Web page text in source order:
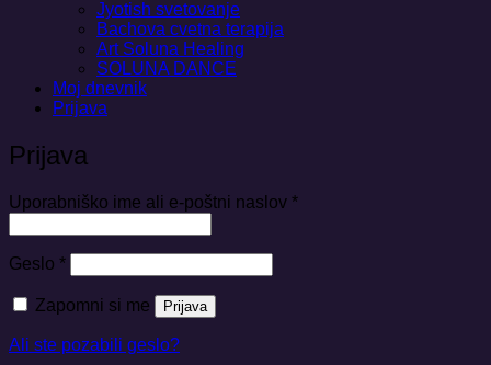
Jyotish svetovanje
Bachova cvetna terapija
Art Soluna Healing
SOLUNA DANCE
Moj dnevnik
Prijava
Prijava
Uporabniško ime ali e-poštni naslov *Zahtevano
Geslo *Zahtevano
Zapomni si me Prijava
Ali ste pozabili geslo?